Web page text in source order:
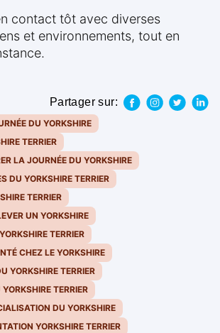
contact tôt avec diverses
et environnements, tout en
Partager sur:
DU YORKSHIRE
TERRIER
LA JOURNÉE DU YORKSHIRE
DU YORKSHIRE TERRIER
TERRIER
UN YORKSHIRE
TERRIER
CHEZ LE YORKSHIRE
YORKSHIRE TERRIER
TERRIER
DU YORKSHIRE
YORKSHIRE TERRIER